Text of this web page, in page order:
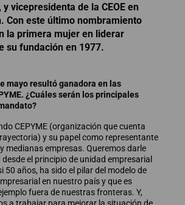
vicepresidenta de la CEOE en
Con este último nombramiento
la primera mujer en liderar
su fundación en 1977.
mayo resultó ganadora en las
¿Cuáles serán los principales
CEPYME (organización que cuenta
y su papel como representante
medianas empresas. Queremos darle
el principio de unidad empresarial
50 años, ha sido el pilar del modelo de
en nuestro país y que es
fuera de nuestras fronteras. Y,